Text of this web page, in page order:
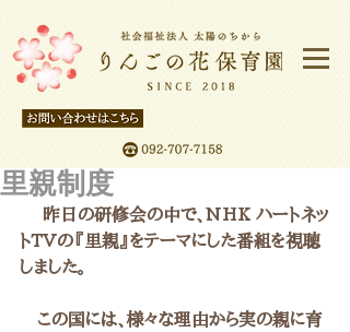
里親制度
トTVの『里親』をテーマにした番組を視聴
しました。
この国には、様々な理由から実の親に育